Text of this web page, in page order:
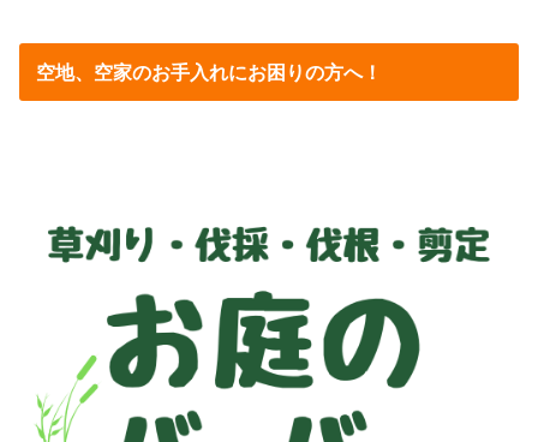
空地、空家のお手入れにお困りの方へ！